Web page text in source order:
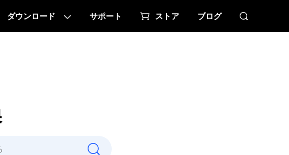
ダウンロード サポート ストア ブログ